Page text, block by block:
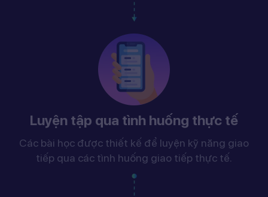
Luyện tập qua tình huống thực tế
Các bài học được thiết kế để luyện kỹ năng giao
tiếp qua các tình huống giao tiếp thực tế.